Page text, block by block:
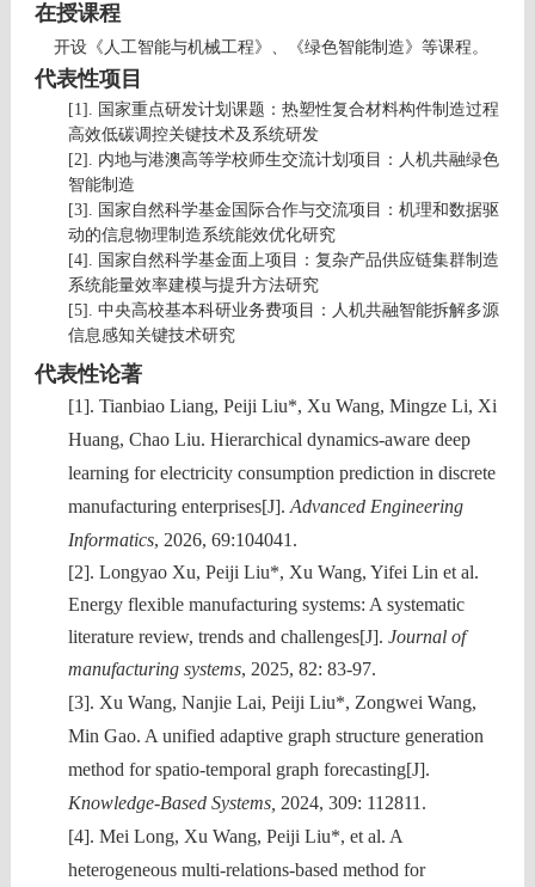
在授课程
开设《人工智能与机械工程》、《绿色智能制造》等课程。
代表性项目
[1]. 国家重点研发计划课题： 热塑性复合材料构件制造过程
高效低碳调控关键技术及系统研发
[2]. 内地与港澳高等学校师生交流计划项目： 人机共融绿色
智能制造
[3]. 国家自然科学基金国际合作与交流项目 ：机理和数据驱
动的信息物理制造系统能效优化研究
[4]. 国家自然科学基金面上项目 ：复杂产品供应链集群制造
系统能量效率建模与提升方法研究
[5]. 中央高校基本科研业务费项目： 人机共融智能拆解多源
信息感知关键技术研究
代表性论著
[1]. Tianbiao Liang, Peiji Liu*, Xu Wang, Mingze Li, Xi
Huang, Chao Liu. Hierarchical dynamics-aware deep
learning for electricity consumption prediction in discrete
manufacturing enterprises[J]. Advanced Engineering
Informatics, 2026, 69:104041.
[2]. Longyao Xu, Peiji Liu*, Xu Wang, Yifei Lin et al.
Energy flexible manufacturing systems: A systematic
literature review, trends and challenges[J]. Journal of
manufacturing systems, 2025, 82: 83-97.
[3]. Xu Wang, Nanjie Lai, Peiji Liu*, Zongwei Wang,
Min Gao. A unified adaptive graph structure generation
method for spatio-temporal graph forecasting[J].
Knowledge-Based Systems, 2024, 309: 112811.
[4]. Mei Long, Xu Wang, Peiji Liu*, et al. A
heterogeneous multi-relations-based method for